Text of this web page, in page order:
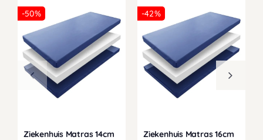
-50%
Ziekenhuis Matras 14cm
-42%
Ziekenhuis Matras 16cm